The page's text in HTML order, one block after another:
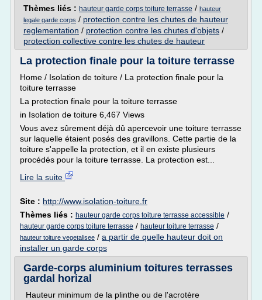
Thèmes liés : hauteur garde corps toiture terrasse / hauteur
legale garde corps / protection contre les chutes de hauteur
reglementation / protection contre les chutes d'objets /
protection collective contre les chutes de hauteur
La protection finale pour la toiture terrasse
Home / Isolation de toiture / La protection finale pour la
toiture terrasse
La protection finale pour la toiture terrasse
in Isolation de toiture 6,467 Views
Vous avez sûrement déjà dû apercevoir une toiture terrasse
sur laquelle étaient posés des gravillons. Cette partie de la
toiture s'appelle la protection, et il en existe plusieurs
procédés pour la toiture terrasse. La protection est...
Lire la suite
Site : http://www.isolation-toiture.fr
Thèmes liés : hauteur garde corps toiture terrasse accessible /
hauteur garde corps toiture terrasse / hauteur toiture terrasse /
hauteur toiture vegetalisee / a partir de quelle hauteur doit on
installer un garde corps
Garde-corps aluminium toitures terrasses
gardal horizal
Hauteur minimum de la plinthe ou de l'acrotère